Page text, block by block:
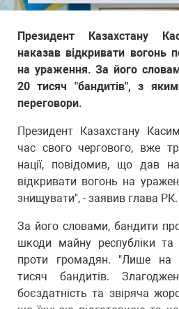
Президент Казахстану
наказав відкривати вогонь
на ураження. За його
20 тисяч "бандитів", з
переговори.
Президент Казахстану
час свого чергового, вже
нації, повідомив, що дав
відкривати вогонь на
знищувати", - заявив глава РК.
За його словами, бандити
шкоди майну республіки
проти громадян. "Лише на
тисяч бандитів.
боєздатність та звіряча